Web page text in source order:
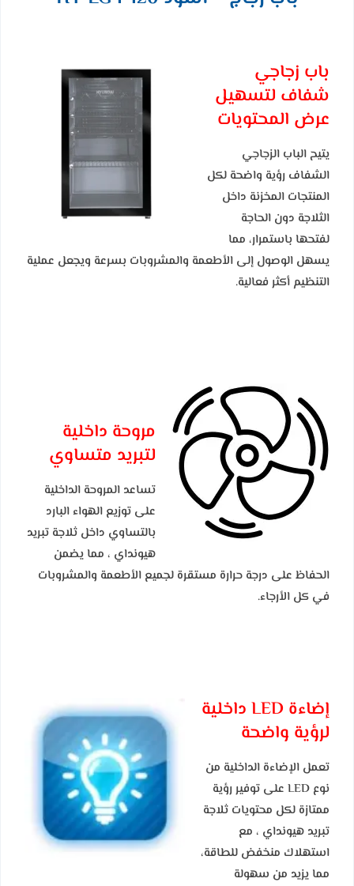
باب زجاجي
شفاف لتسهيل
عرض المحتويات
يتيح الباب الزجاجي
الشفاف رؤية واضحة لكل
المنتجات المخزنة داخل
الثلاجة دون الحاجة
لفتحها باستمرار، مما
يسهل الوصول إلى الأطعمة والمشروبات بسرعة ويجعل عملية
التنظيم أكثر فعالية.
مروحة داخلية
لتبريد متساوي
تساعد المروحة الداخلية
على توزيع الهواء البارد
بالتساوي داخل ثلاجة تبريد
هيونداي ، مما يضمن
الحفاظ على درجة حرارة مستقرة لجميع الأطعمة والمشروبات
في كل الأرجاء.
إضاءة LED داخلية
لرؤية واضحة
تعمل الإضاءة الداخلية من
نوع LED على توفير رؤية
ممتازة لكل محتويات ثلاجة
تبريد هيونداي ، مع
استهلاك منخفض للطاقة،
مما يزيد من سهولة